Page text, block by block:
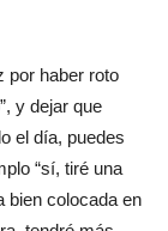
por haber roto
y dejar que
el día, puedes
“sí, tiré una
bien colocada en